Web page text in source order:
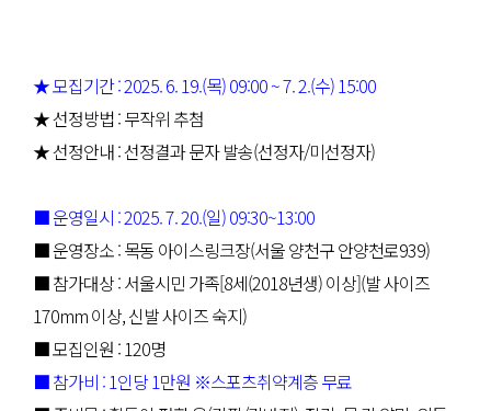
★ 모집기간 : 2025. 6. 19.(목) 09:00 ~ 7. 2.(수) 15:00
★ 선정방법 : 무작위 추첨
★ 선정안내 : 선정결과 문자 발송(선정자/미선정자)
■ 운영일시 : 2025. 7. 20.(일) 09:30~13:00
■ 운영장소 : 목동 아이스링크장(서울 양천구 안양천로939)
■ 참가대상 : 서울시민 가족[8세(2018년생) 이상](발 사이즈
170mm 이상, 신발 사이즈 숙지)
■ 모집인원 : 120명
■ 참가비 : 1인당 1만원 ※스포츠취약계층 무료